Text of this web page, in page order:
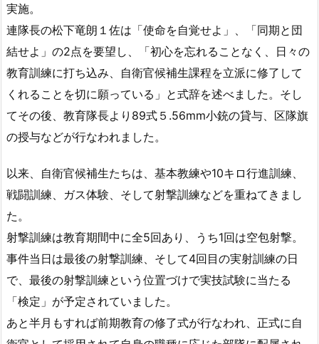
実施。
連隊長の松下竜朗１佐は「使命を自覚せよ」、「同期と団
結せよ」の2点を要望し、「初心を忘れることなく、日々の
教育訓練に打ち込み、自衛官候補生課程を立派に修了して
くれることを切に願っている」と式辞を述べました。そし
てその後、教育隊長より89式５.56mm小銃の貸与、区隊旗
の授与などが行なわれました。
以来、自衛官候補生たちは、基本教練や10キロ行進訓練、
戦闘訓練、ガス体験、そして射撃訓練などを重ねてきまし
た。
射撃訓練は教育期間中に全5回あり、うち1回は空包射撃。
事件当日は最後の射撃訓練、そして4回目の実射訓練の日
で、最後の射撃訓練という位置づけで実技試験に当たる
「検定」が予定されていました。
あと半月もすれば前期教育の修了式が行なわれ、正式に自